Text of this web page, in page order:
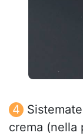
crema (nella